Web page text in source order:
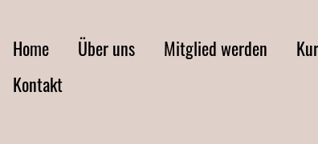
Home Über uns Mitglied werden
Kontakt